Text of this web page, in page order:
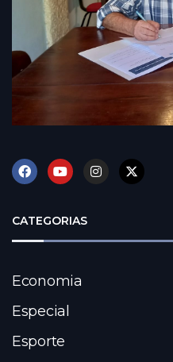
CATEGORIAS
Economia
Especial
Esporte